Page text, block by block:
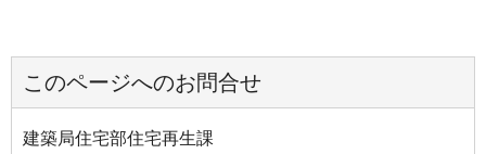
このページへのお問合せ
建築局住宅部住宅再生課